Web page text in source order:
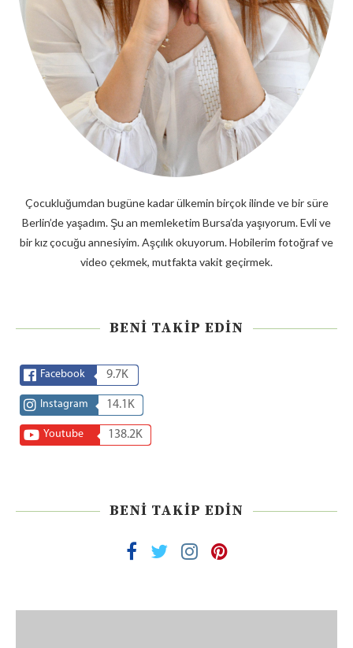
Çocukluğumdan bugüne kadar ülkemin birçok ilinde ve bir süre
Berlin’de yaşadım. Şu an memleketim Bursa’da yaşıyorum. Evli ve
bir kız çocuğu annesiyim. Aşçılık okuyorum. Hobilerim fotoğraf ve
video çekmek, mutfakta vakit geçirmek.
BENI TAKIP EDIN
Facebook 9.7K
Instagram 14.1K
Youtube 138.2K
BENI TAKIP EDIN